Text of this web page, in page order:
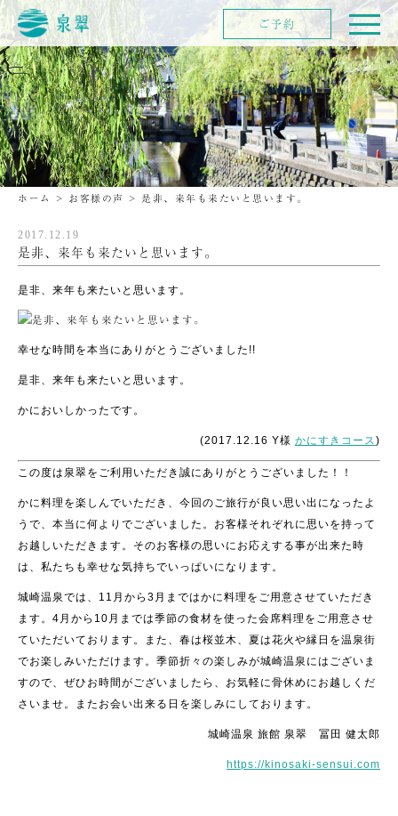
ホーム > お客様の声 > 是非、来年も来たいと思います。
2017.12.19
是非、来年も来たいと思います。
是非、来年も来たいと思います。
幸せな時間を本当にありがとうございました!!
是非、来年も来たいと思います。
かにおいしかったです。
(2017.12.16 Y様 かにすきコース )
この度は泉翠をご利用いただき誠にありがとうございました！！
かに料理を楽しんでいただき、今回のご旅行が良い思い出になったよ
うで、本当に何よりでございました。お客様それぞれに思いを持って
お越しいただきます。そのお客様の思いにお応えする事が出来た時
は、私たちも幸せな気持ちでいっぱいになります。
城崎温泉では、11月から3月まではかに料理をご用意させていただき
ます。4月から10月までは季節の食材を使った会席料理をご用意させ
ていただいております。また、春は桜並木、夏は花火や縁日を温泉街
でお楽しみいただけます。季節折々の楽しみが城崎温泉にはございま
すので、ぜひお時間がございましたら、お気軽に骨休めにお越しくだ
さいませ。またお会い出来る日を楽しみにしております。
城崎温泉 旅館 泉翠 冨田 健太郎
https://kinosaki-sensui.com
ご予約